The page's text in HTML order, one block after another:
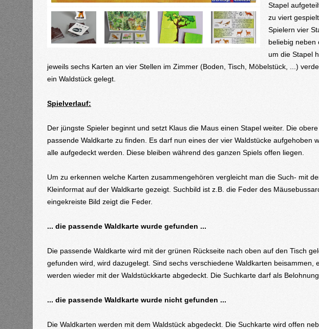
Stapel
zu viert
Spielern vier
beliebig neben
um die Stapel
jeweils sechs Karten an vier Stellen im Zimmer (Boden, Tisch, Möbelstück, ...)
ein Waldstück gelegt.
Spielverlauf:
Der jüngste Spieler beginnt und setzt Klaus die Maus einen Stapel weiter. Die
passende Waldkarte zu finden. Es darf nun eines der vier Waldstücke aufgehoben
alle aufgedeckt werden. Diese bleiben während des ganzen Spiels offen liegen.
Um zu erkennen welche Karten zusammengehören vergleicht man die Such- mit
Kleinformat auf der Waldkarte gezeigt. Suchbild ist z.B. die Feder des
eingekreiste Bild zeigt die Feder.
... die passende Waldkarte wurde gefunden ...
Die passende Waldkarte wird mit der grünen Rückseite nach oben auf den Tisch
gefunden wird, wird dazugelegt. Sind sechs verschiedene Waldkarten beisammen,
werden wieder mit der Waldstückkarte abgedeckt. Die Suchkarte darf als
... die passende Waldkarte wurde nicht gefunden ...
Die Waldkarten werden mit dem Waldstück abgedeckt. Die Suchkarte wird offen